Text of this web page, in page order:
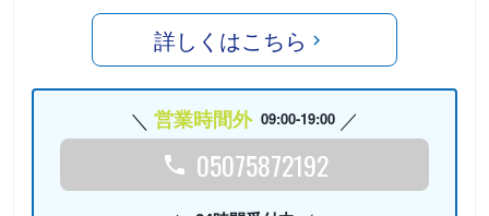
詳しくはこちら
営業時間外 09:00-19:00
05075872192